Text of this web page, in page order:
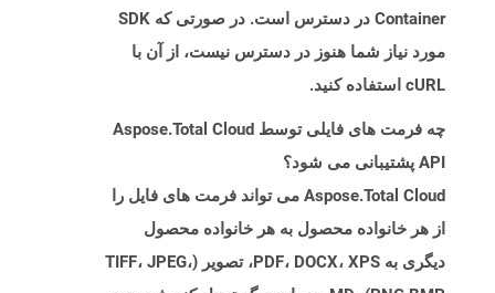
Container در دسترس است. در صورتی که SDK
مورد نیاز شما هنوز در دسترس نیست، از آن با
cURL استفاده کنید.
چه فرمت های فایلی توسط Aspose.Total Cloud
API پشتیبانی می شود؟
Aspose.Total Cloud می تواند فرمت های فایل را
از هر خانواده محصول به هر خانواده محصول
دیگری به PDF، DOCX، XPS، تصویر (TIFF، JPEG،